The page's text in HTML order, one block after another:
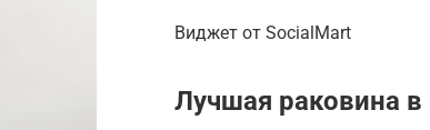
Виджет от SocialMart
Лучшая раковина